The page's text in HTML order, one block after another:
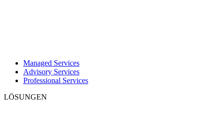
Managed Services
Advisory Services
Professional Services
LÖSUNGEN